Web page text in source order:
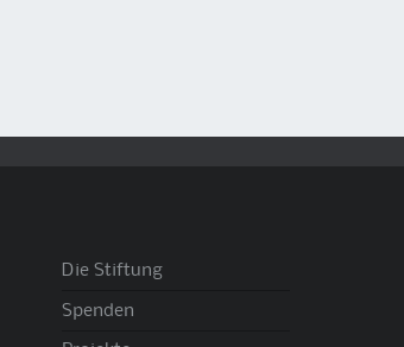
Die Stiftung
Spenden